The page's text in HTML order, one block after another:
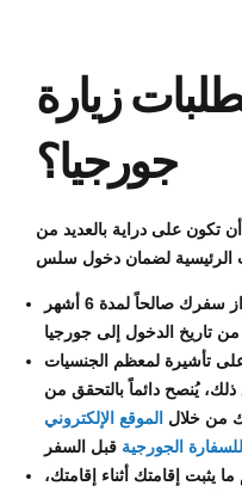
زيارة
جورجيا؟
في عام 2024، يجب أن تكون على دراية بالعديد من
جواز السفر: يجب أن يكون جواز سفرك صالحاً لمدة 6 أشهر
تأشيرة لمعظم الجنسيات
حتى 90 يوماً. ومع ذلك، يُنصح دائماً بالتحقق من
من خلال الموقع الإلكتروني
الجورجية
يثبت إقامتك أثناء إقامتك،